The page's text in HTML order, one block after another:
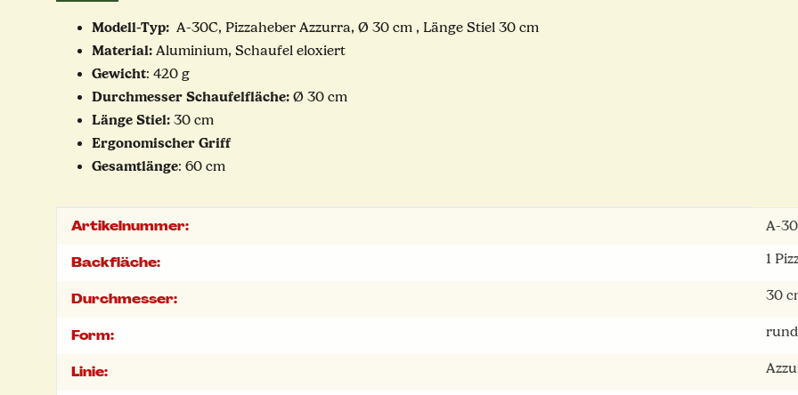
Modell-Typ: A-30C, Pizzaheber Azzurra, Ø 30 cm , Länge Stiel 30 cm
Material: Aluminium, Schaufel eloxiert
Gewicht: 420 g
Durchmesser Schaufelfläche: Ø 30 cm
Länge Stiel: 30 cm
Ergonomischer Griff
Gesamtlänge: 60 cm
Produkteigenschaft
Wert
Artikelnummer: A-
Backfläche: 1
Durchmesser: 30
Form: rund
Linie: